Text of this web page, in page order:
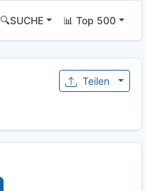
🔍SUCHE 📊 Top 500
Teilen